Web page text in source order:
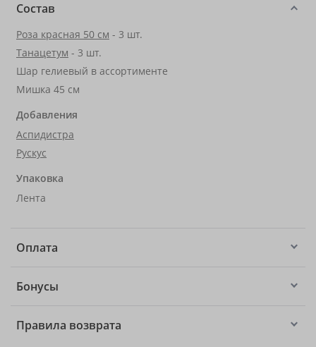
Состав
Роза красная 50 см - 3 шт.
Танацетум - 3 шт.
Шар гелиевый в ассортименте
Мишка 45 см
Добавления
Аспидистра
Рускус
Упаковка
Лента
Оплата
Бонусы
Правила возврата